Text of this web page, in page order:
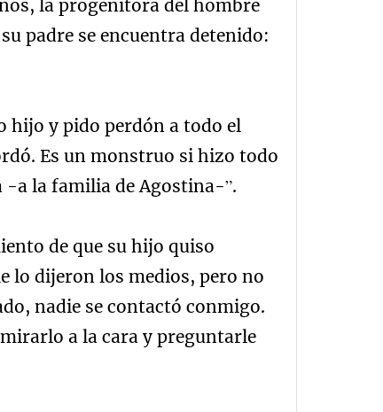
la progenitora del hombre
padre se encuentra detenido:
hijo y pido perdón a todo el
Es un monstruo si hizo todo
-a la familia de Agostina-”.
de que su hijo quiso
lo dijeron los medios, pero no
nadie se contactó conmigo.
a la cara y preguntarle